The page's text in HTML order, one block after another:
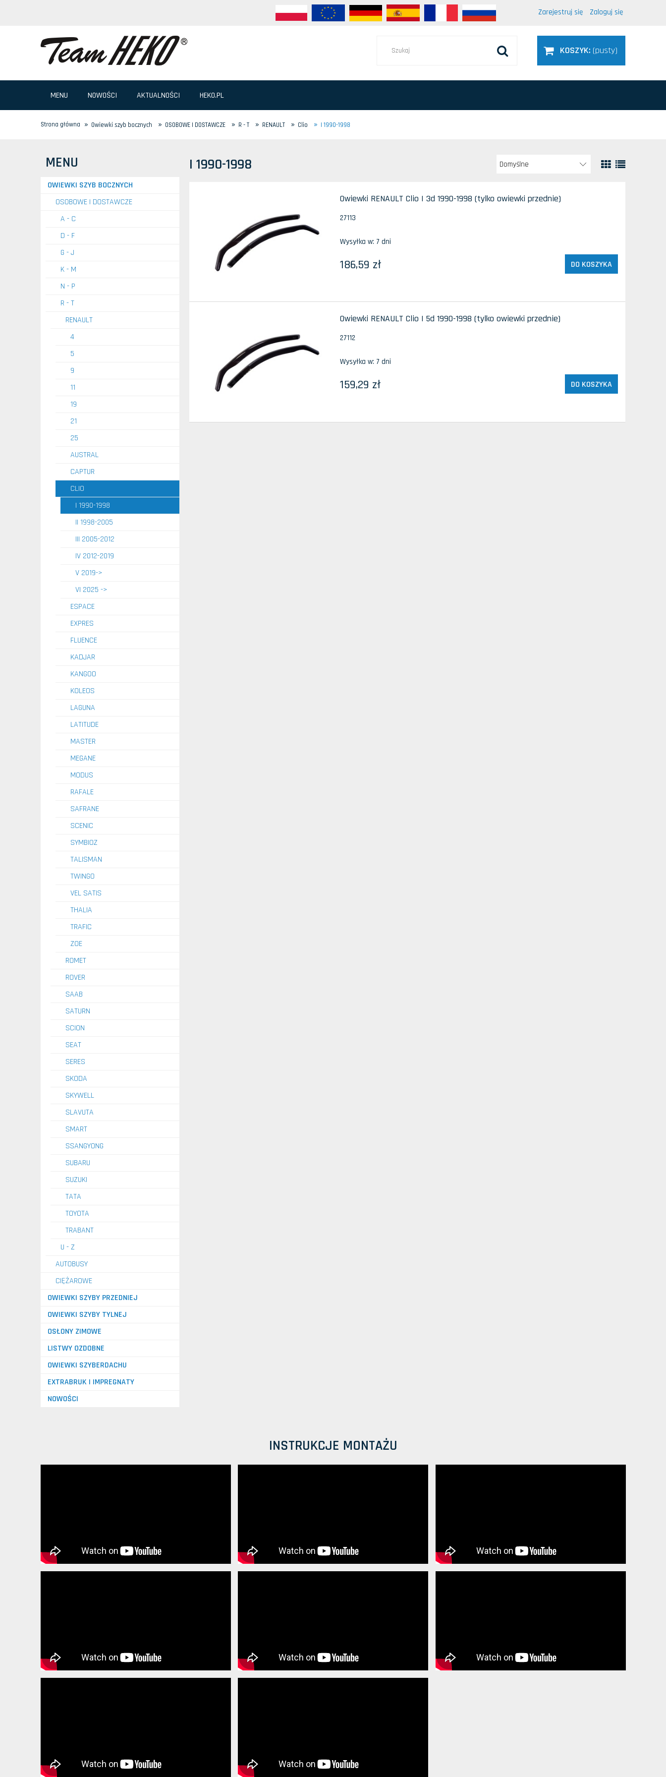
Zarejestruj się Zaloguj się
KOSZYK: (pusty)
MENU NOWOŚCI AKTUALNOŚCI HEKO.PL
Strona główna » Owiewki szyb bocznych » OSOBOWE I DOSTAWCZE » R - T » RENAULT » Clio » I 1990-1998
MENU
OWIEWKI SZYB BOCZNYCH
OSOBOWE I DOSTAWCZE
A - C
D - F
G - J
K - M
N - P
R - T
RENAULT
4
5
9
11
19
21
25
AUSTRAL
CAPTUR
CLIO
I 1990-1998
II 1998-2005
III 2005-2012
IV 2012-2019
V 2019->
VI 2025 ->
ESPACE
EXPRES
FLUENCE
KADJAR
KANGOO
KOLEOS
LAGUNA
LATITUDE
MASTER
MEGANE
MODUS
RAFALE
SAFRANE
SCENIC
SYMBIOZ
TALISMAN
TWINGO
VEL SATIS
THALIA
TRAFIC
ZOE
ROMET
ROVER
SAAB
SATURN
SCION
SEAT
SERES
SKODA
SKYWELL
SLAVUTA
SMART
SSANGYONG
SUBARU
SUZUKI
TATA
TOYOTA
TRABANT
U - Z
AUTOBUSY
CIĘŻAROWE
OWIEWKI SZYBY PRZEDNIEJ
OWIEWKI SZYBY TYLNEJ
OSŁONY ZIMOWE
LISTWY OZDOBNE
OWIEWKI SZYBERDACHU
EXTRABRUK I IMPREGNATY
NOWOŚCI
I 1990-1998
Owiewki RENAULT Clio I 3d 1990-1998 (tylko owiewki przednie)
27113
Wysyłka w: 7 dni
186,59 zł DO KOSZYKA
Owiewki RENAULT Clio I 5d 1990-1998 (tylko owiewki przednie)
27112
Wysyłka w: 7 dni
159,29 zł DO KOSZYKA
INSTRUKCJE MONTAŻU